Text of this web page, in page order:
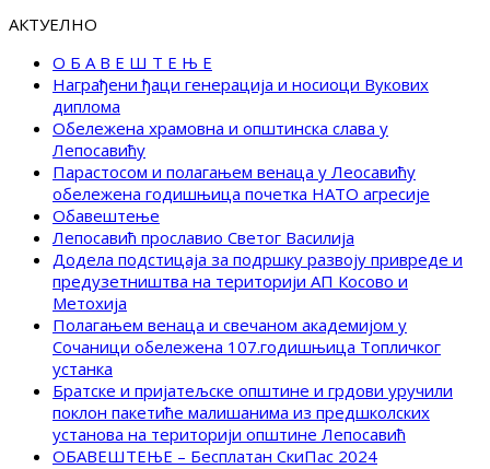
АКТУЕЛНО
О Б А В Е Ш Т Е Њ Е
Награђени ђаци генерација и носиоци Вукових
диплома
Обележена храмовна и општинска слава у
Лепосавићу
Парастосом и полагањем венаца у Леосавићу
обележена годишњица почетка НАТО агресије
Обавештење
Лепосавић прославио Светог Василија
Додела подстицаја за подршку развоју привреде и
предузетништва на територији АП Косово и
Метохија
Полагањем венаца и свечаном академијом у
Сочаници обележена 107.годишњица Топличког
устанка
Братске и пријатељске општине и грдови уручили
поклон пакетиће малишанима из предшколских
установа на територији општине Лепосавић
ОБАВЕШТЕЊЕ – Бесплатан СкиПас 2024